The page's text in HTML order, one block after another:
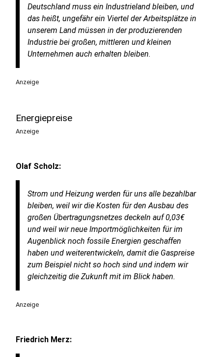
Deutschland muss ein Industrieland bleiben, und
das heißt, ungefähr ein Viertel der Arbeitsplätze in
unserem Land müssen in der produzierenden
Industrie bei großen, mittleren und kleinen
Unternehmen auch erhalten bleiben.
Anzeige
Energiepreise
Anzeige
Olaf Scholz:
Strom und Heizung werden für uns alle bezahlbar
bleiben, weil wir die Kosten für den Ausbau des
großen Übertragungsnetzes deckeln auf 0,03€
und weil wir neue Importmöglichkeiten für im
Augenblick noch fossile Energien geschaffen
haben und weiterentwickeln, damit die Gaspreise
zum Beispiel nicht so hoch sind und indem wir
gleichzeitig die Zukunft mit im Blick haben.
Anzeige
Friedrich Merz: